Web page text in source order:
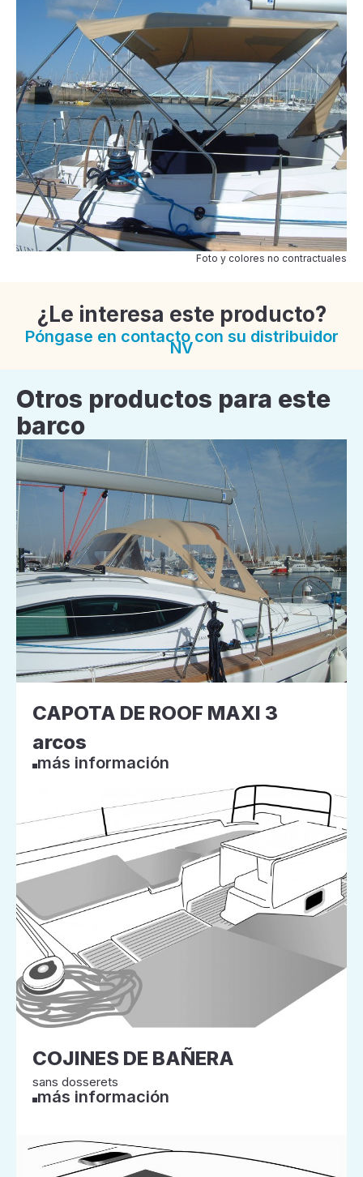
Foto y colores no contractuales
¿Le interesa este producto?
Póngase en contacto con su distribuidor
NV
Otros productos para este
barco
CAPOTA DE ROOF MAXI 3
arcos
más información
COJINES DE BAÑERA
sans dosserets
más información